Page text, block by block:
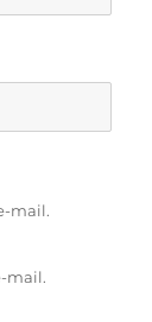
mail.
mail.